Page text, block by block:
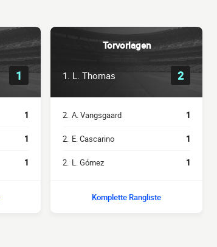
1
1
1
1
Torvorlagen
1. L. Thomas 2
2. A. Vangsgaard 1
2. E. Cascarino 1
2. L. Gómez 1
Komplette Rangliste